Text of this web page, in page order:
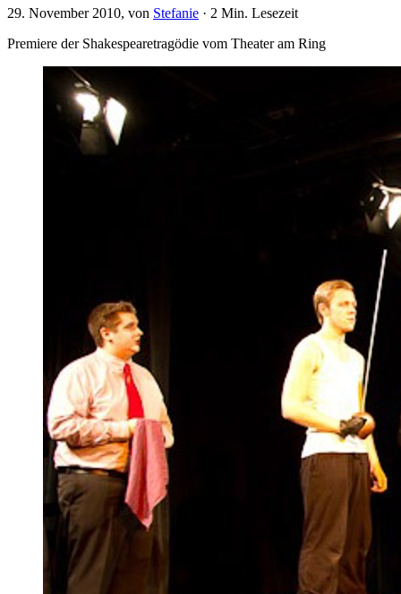
29. November 2010, von Stefanie · 2 Min. Lesezeit
Premiere der Shakespearetragödie vom Theater am Ring